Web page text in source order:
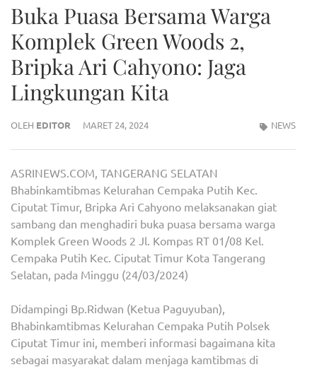
Buka Puasa Bersama Warga
Komplek Green Woods 2,
Bripka Ari Cahyono: Jaga
Lingkungan Kita
OLEH EDITOR MARET 24, 2024 NEWS
ASRINEWS.COM, TANGERANG SELATAN
Bhabinkamtibmas Kelurahan Cempaka Putih Kec.
Ciputat Timur, Bripka Ari Cahyono melaksanakan giat
sambang dan menghadiri buka puasa bersama warga
Komplek Green Woods 2 Jl. Kompas RT 01/08 Kel.
Cempaka Putih Kec. Ciputat Timur Kota Tangerang
Selatan, pada Minggu (24/03/2024)
Didampingi Bp.Ridwan (Ketua Paguyuban),
Bhabinkamtibmas Kelurahan Cempaka Putih Polsek
Ciputat Timur ini, memberi informasi bagaimana kita
sebagai masyarakat dalam menjaga kamtibmas di